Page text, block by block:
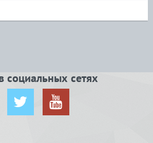
социальных сетях